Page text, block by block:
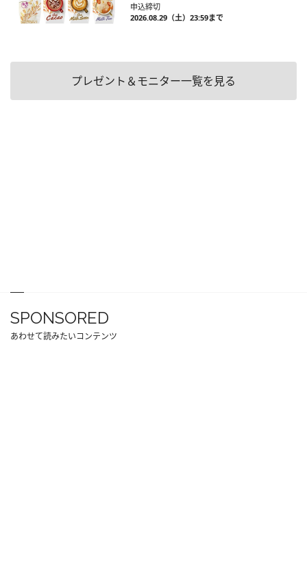
申込締切
2026.08.29（土）23:59まで
プレゼント＆モニター一覧を見る
SPONSORED
あわせて読みたいコンテンツ